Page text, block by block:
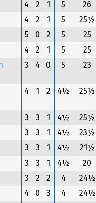
4 2 1 5
26
4 2 1 5
25½
5 0 2 5 25
4 2 1 5 25
3 4 0 5 23
4 1 2 4½ 25½
3 3 1 4½ 25½
3 3 1 4½
23½
3 3 1 4½
21½
3 3 1 4½
20
3 2 2 4 24½
4 0 3 4 24½